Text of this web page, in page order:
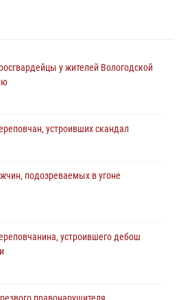
у жителей Вологодской
устроивших скандал
подозреваемых в угоне
устроившего дебош